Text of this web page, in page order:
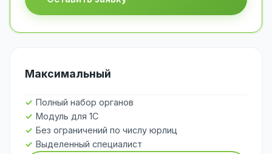
Максимальный
Полный набор органов
Модуль для 1С
Без ограничений по числу юрлиц
Выделенный специалист